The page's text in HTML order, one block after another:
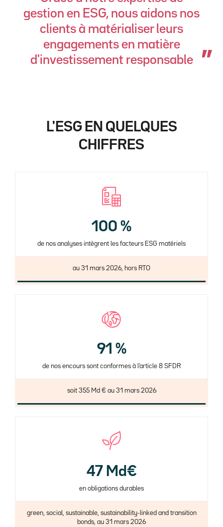
gestion en ESG, nous aidons nos
clients à matérialiser leurs
engagements en matière
d'investissement responsable
L'ESG EN QUELQUES
CHIFFRES
100 %
de nos analyses intègrent les facteurs ESG matériels
au 31 mars 2026, hors RTO
91 %
de nos encours sont conformes à l'article 8 SFDR
soit 355 Md € au 31 mars 2026
47 Md€
en obligations durables
green, social, sustainable, sustainability-linked and transition
bonds, au 31 mars 2026